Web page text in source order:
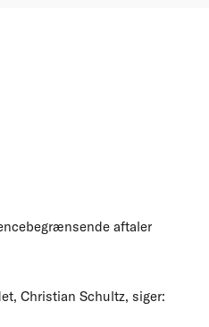
aftaler
Christian Schultz, siger: